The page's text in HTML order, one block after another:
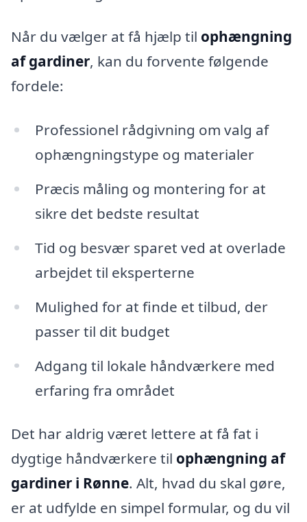
Når du vælger at få hjælp til ophængning
af gardiner, kan du forvente følgende
fordele:
Professionel rådgivning om valg af
ophængningstype og materialer
Præcis måling og montering for at
sikre det bedste resultat
Tid og besvær sparet ved at overlade
arbejdet til eksperterne
Mulighed for at finde et tilbud, der
passer til dit budget
Adgang til lokale håndværkere med
erfaring fra området
Det har aldrig været lettere at få fat i
dygtige håndværkere til ophængning af
gardiner i Rønne. Alt, hvad du skal gøre,
er at udfylde en simpel formular, og du vil